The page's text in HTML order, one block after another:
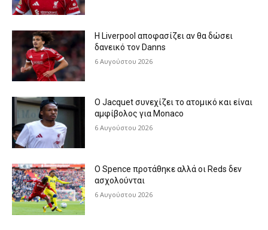
Η Liverpool αποφασίζει αν θα δώσει
δανεικό τον Danns
6 Αυγούστου 2026
Ο Jacquet συνεχίζει το ατομικό και είναι
αμφίβολος για Monaco
6 Αυγούστου 2026
Ο Spence προτάθηκε αλλά οι Reds δεν
ασχολούνται
6 Αυγούστου 2026